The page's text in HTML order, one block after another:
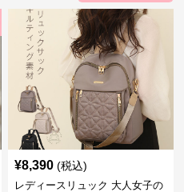
¥8,390 (税込)
レディースリュック 大人女子の